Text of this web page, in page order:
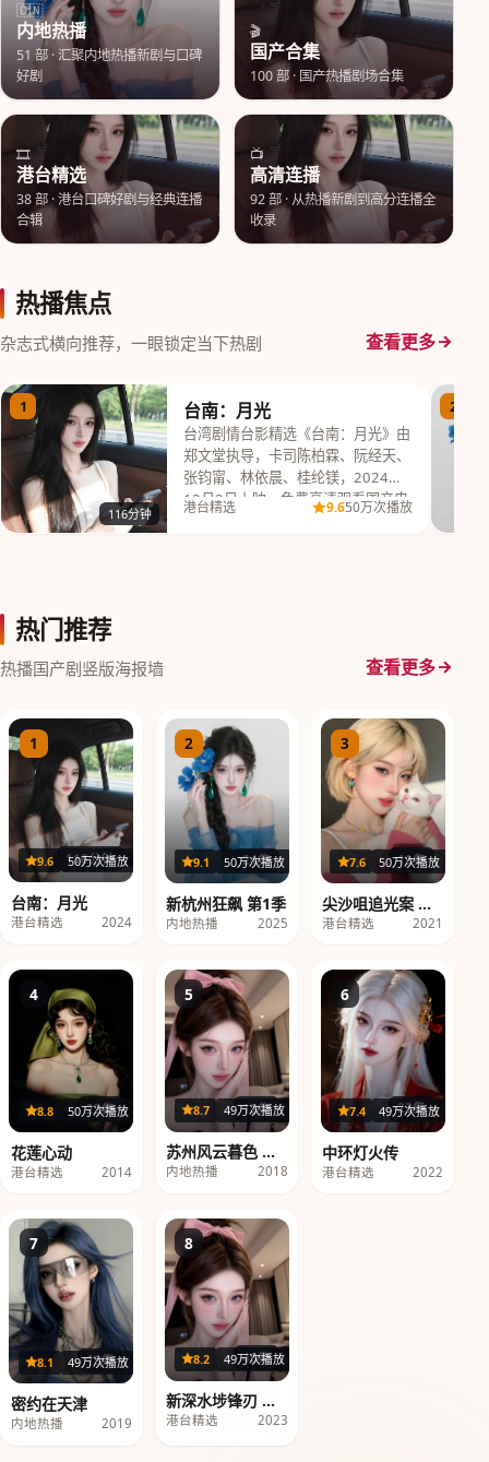
🇨🇳
内地热播
51 部 ·汇聚内地热播新剧与口碑
好剧
🎬
国产合集
100部 · 国产热播剧场合集
🎞️
港台精选
38部 ·港台口碑好剧与经典连播
合辑
📺
高清连播
92部 ·从热播新剧到高分连播全
收录
热播焦点
杂志式横向推荐，一眼锁定当下热剧 查看更多
1
116分钟
台南：月光
台湾剧情台影精选《台南：月光》由
郑文堂执导，卡司陈柏霖、阮经天、
张钧甯、林依晨、桂纶镁，2024年
12月2日上映，免费高清观看国产电
港台精选 9.650万次播放
2
热门推荐
热播国产剧竖版海报墙 查看更多
1
116分钟
9.6 50万次播放
台南：月光
港台精选 2024
2
24集
9.1 50万次播放
新杭州狂飙 第1季
内地热播 2025
3
19集
7.6 50万次播放
尖沙咀追光案 第1
季
港台精选 2021
4
22集
8.8 50万次播放
花莲心动
港台精选 2014
5
12集
8.7 49万次播放
苏州风云暮色 第3
季
内地热播 2018
6
23集
7.4 49万次播放
中环灯火传
港台精选 2022
7
18集
8.1 49万次播放
密约在天津
内地热播 2019
8
40集
8.2 49万次播放
新深水埗锋刃 第1
季
港台精选 2023